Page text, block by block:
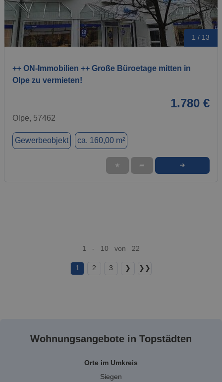
1 / 13
++ ON-Immobilien ++ Große Büroetage mitten in
Olpe zu vermieten!
1.780 €
Olpe, 57462
Gewerbeobjekt ca. 160,00 m²
★ ➦ ➜
1 - 10 von 22
1 2 3 ❯ ❯❯
Wohnungsangebote in Topstädten
Orte im Umkreis
Siegen